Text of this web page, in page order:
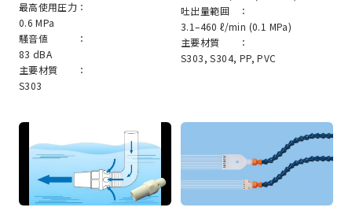
最高使用圧力：
0.6 MPa
騒音値 ：
83 dBA
主要材質 ：
S303
吐出量範囲 ：
3.1–460 ℓ/min (0.1 MPa)
主要材質 ：
S303, S304, PP, PVC